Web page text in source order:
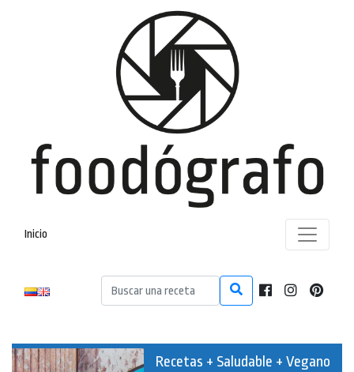
Inicio
Recetas + Saludable + Vegano